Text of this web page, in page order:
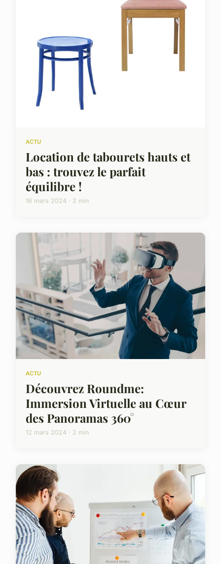
ACTU
Location de tabourets hauts et
bas : trouvez le parfait
équilibre !
16 mars 2024 · 2 min
ACTU
Découvrez Roundme:
Immersion Virtuelle au Cœur
des Panoramas 360°
12 mars 2024 · 2 min